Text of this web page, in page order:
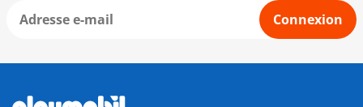
Connexion